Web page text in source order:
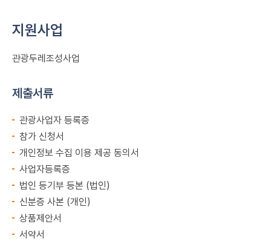
지원사업
관광두레조성사업
제출서류
관광사업자 등록증
참가 신청서
개인정보 수집 이용 제공 동의서
사업자등록증
법인 등기부 등본 (법인)
신분증 사본 (개인)
상품제안서
서약서